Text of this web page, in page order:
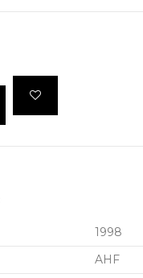
1998
AHF